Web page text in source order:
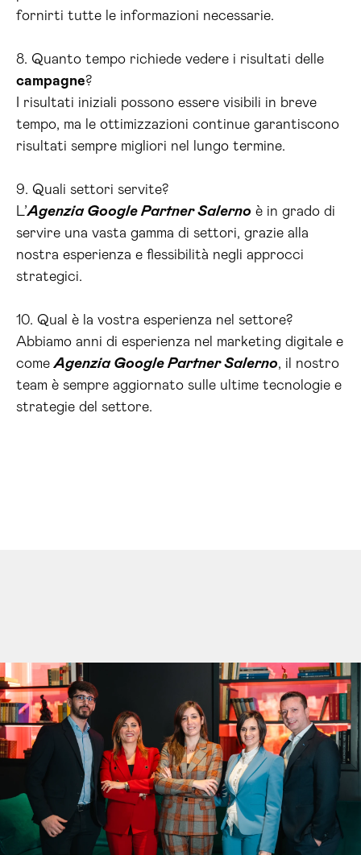
fornirti tutte le informazioni necessarie.
8. Quanto tempo richiede vedere i risultati delle
campagne?
I risultati iniziali possono essere visibili in breve
tempo, ma le ottimizzazioni continue garantiscono
risultati sempre migliori nel lungo termine.
9. Quali settori servite?
L’Agenzia Google Partner Salerno è in grado di
servire una vasta gamma di settori, grazie alla
nostra esperienza e flessibilità negli approcci
strategici.
10. Qual è la vostra esperienza nel settore?
Abbiamo anni di esperienza nel marketing digitale e
comeAgenzia Google Partner Salerno, il nostro
team è sempre aggiornato sulle ultime tecnologie e
strategie del settore.